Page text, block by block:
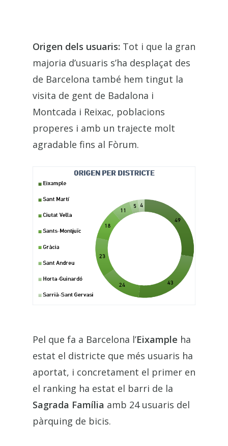
Origen dels usuaris: Tot i que la gran
majoria d’usuaris s’ha desplaçat des
de Barcelona també hem tingut la
visita de gent de Badalona i
Montcada i Reixac, poblacions
properes i amb un trajecte molt
agradable fins al Fòrum.
Pel que fa a Barcelona l’Eixample ha
estat el districte que més usuaris ha
aportat, i concretament el primer en
el ranking ha estat el barri de la
Sagrada Família amb 24 usuaris del
pàrquing de bicis.